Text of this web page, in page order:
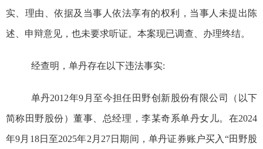
实、理由、依据及当事人依法享有的权利，当事人未提出陈
述、申辩意见，也未要求听证。本案现已调查、办理终结。
经查明， 单丹存在以下违法事实:
单丹2012年9月至今担任田野创新股份有限公司（以下
简称田野股份）董事、总经理，李某奇系单丹女儿。在2024
年9月 18日至2025年2月 27日期间，单丹证券账户买入“田野股